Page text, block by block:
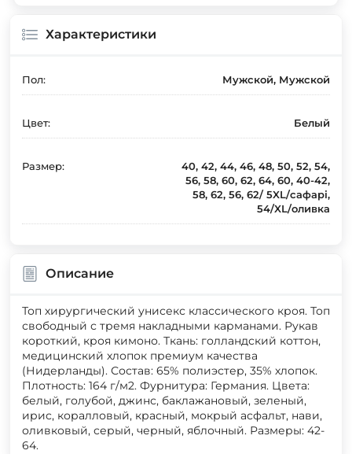
Характеристики
Пол: Мужской, Мужской
Цвет: Белый
Размер:
40, 42, 44, 46, 48, 50, 52, 54,
56, 58, 60, 62, 64, 60, 40-42,
58, 62, 56, 62/ 5XL/сафарі,
54/XL/оливка
Описание
Топ хирургический унисекс классического кроя. Топ
свободный с тремя накладными карманами. Рукав
короткий, кроя кимоно. Ткань: голландский коттон,
медицинский хлопок премиум качества
(Нидерланды). Состав: 65% полиэстер, 35% хлопок.
Плотность: 164 г/м2. Фурнитура: Германия. Цвета:
белый, голубой, джинс, баклажановый, зеленый,
ирис, коралловый, красный, мокрый асфальт, нави,
оливковый, серый, черный, яблочный. Размеры: 42-
64.